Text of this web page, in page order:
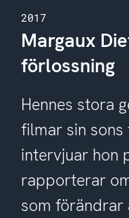
2017
Margaux
förlossning
Hennes stora
filmar sin
intervjuar hon
rapporterar
som förändrar